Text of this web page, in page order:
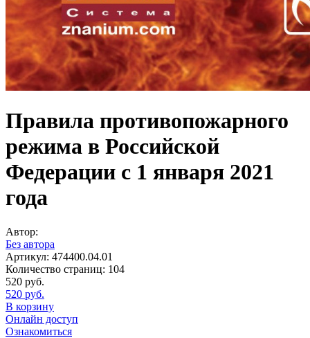
Правила противопожарного
режима в Российской
Федерации с 1 января 2021
года
Автор:
Без автора
Артикул: 474400.04.01
Количество страниц: 104
520 руб.
520 руб.
В корзину
Онлайн доступ
Ознакомиться